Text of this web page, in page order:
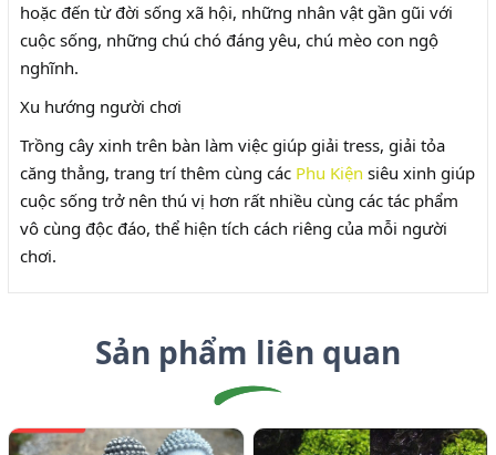
hoặc đến từ đời sống xã hội, những nhân vật gần gũi với
cuộc sống, những chú chó đáng yêu, chú mèo con ngộ
nghĩnh.
Xu hướng người chơi
Trồng cây xinh trên bàn làm việc giúp giải tress, giải tỏa
căng thẳng, trang trí thêm cùng các Phu Kiện siêu xinh giúp
cuộc sống trở nên thú vị hơn rất nhiều cùng các tác phẩm
vô cùng độc đáo, thể hiện tích cách riêng của mỗi người
chơi.
Sản phẩm liên quan